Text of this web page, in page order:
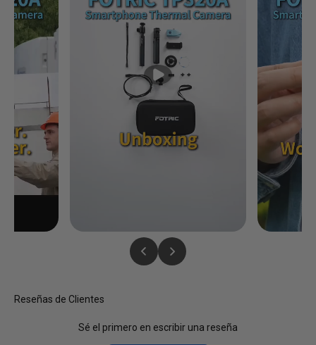
Reseñas de Clientes
Sé el primero en escribir una reseña